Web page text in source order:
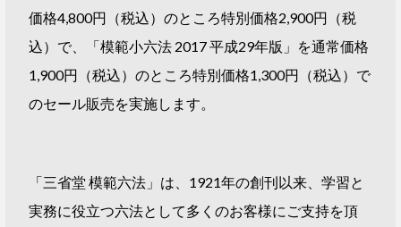
価格4,800円（税込）のところ特別価格2,900円（税
込）で、「模範小六法 2017 平成29年版」を通常価格
1,900円（税込）のところ特別価格1,300円（税込）で
のセール販売を実施します。
「三省堂 模範六法」は、1921年の創刊以来、学習と
実務に役立つ六法として多くのお客様にご支持を頂